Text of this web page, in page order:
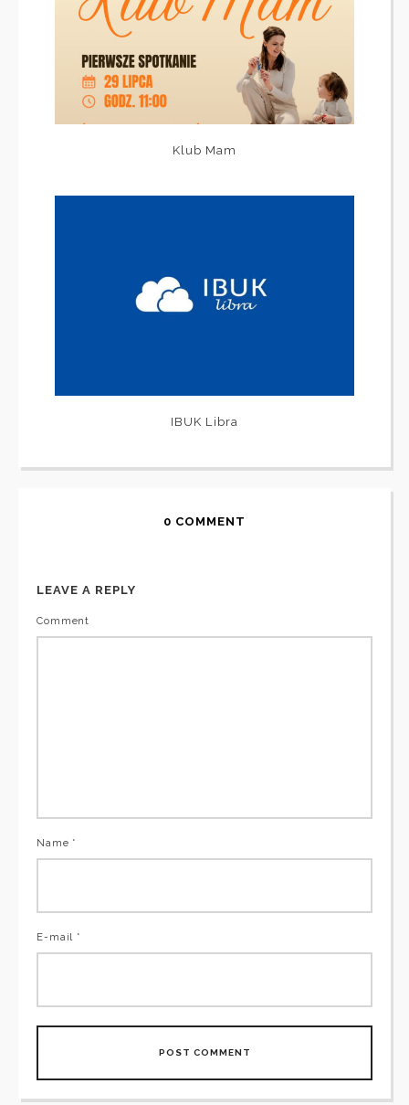
Klub Mam
IBUK Libra
0 COMMENT
LEAVE A REPLY
Comment
Name *
E-mail *